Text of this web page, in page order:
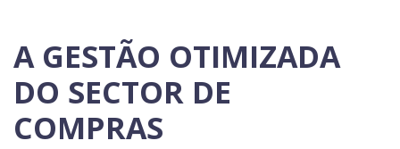
A GESTÃO OTIMIZADA
DO SECTOR DE
COMPRAS